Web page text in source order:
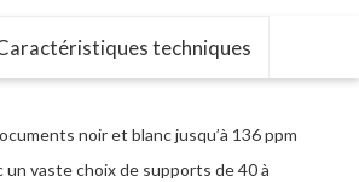
techniques
noir et blanc jusqu’à 136 ppm
un vaste choix de supports de 40 à